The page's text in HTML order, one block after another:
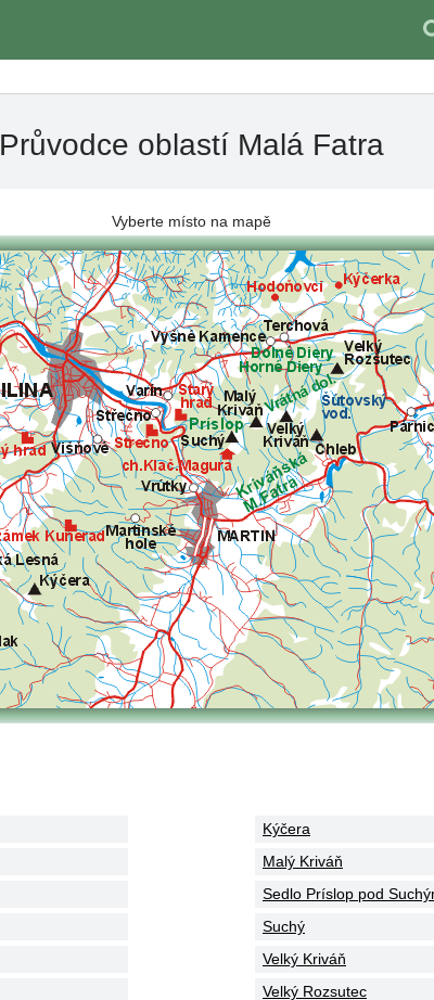
Průvodce oblastí Malá Fatra
Vyberte místo na mapě
Kýčera
Malý Kriváň
Sedlo Príslop pod
Suchý
Velký Kriváň
Velký Rozsutec